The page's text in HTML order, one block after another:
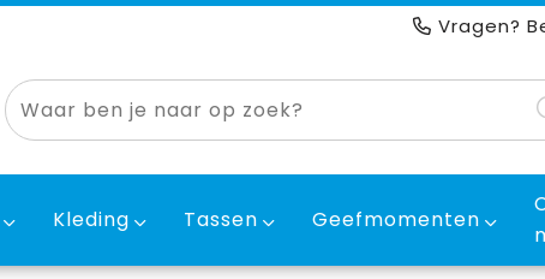
Vragen?
Kleding Tassen Geefmomenten